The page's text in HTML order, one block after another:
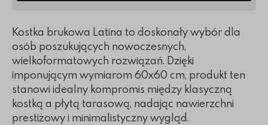
Kostka brukowa Latina to doskonały wybór dla
osób poszukujących nowoczesnych,
wielkoformatowych rozwiązań. Dzięki
imponującym wymiarom 60x60 cm, produkt ten
stanowi idealny kompromis między klasyczną
kostką a płytą tarasową, nadając nawierzchni
prestiżowy i minimalistyczny wygląd.